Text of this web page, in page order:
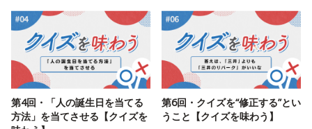
第4回・「人の誕生日を当てる
方法」を当てさせる【クイズを
第6回・クイズを“修正する”とい
うこと【クイズを味わう】